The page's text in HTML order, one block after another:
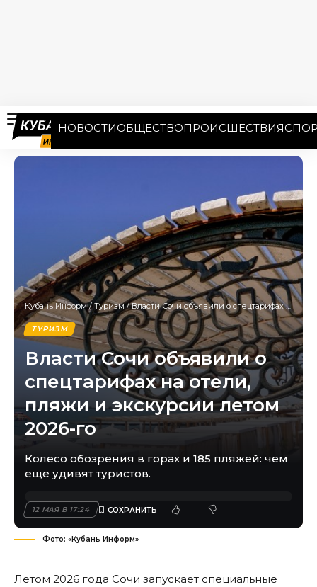
НОВОСТИОБЩЕСТВОПРОИСШЕСТВИЯ
Кубань Информ/Туризм/Власти Сочи объявили о спецтарифах на отели, пляжи и экскурсии летом 2026-го
ТУРИЗМ
Власти Сочи объявили о
спецтарифах на отели,
пляжи и экскурсии летом
2026-го
Колесо обозрения в горах и 185 пляжей: чем
еще удивят туристов.
12 МАЯ В 17:24
Фото: «Кубань Информ»
Летом 2026 года Сочи запускает специальные